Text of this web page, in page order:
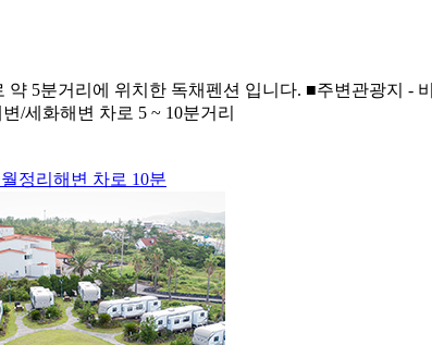
약 5분거리에 위치한 독채펜션 입니다. ■주변관광지 -
/세화해변 차로 5 ~ 10분거리
정리해변 차로 10분